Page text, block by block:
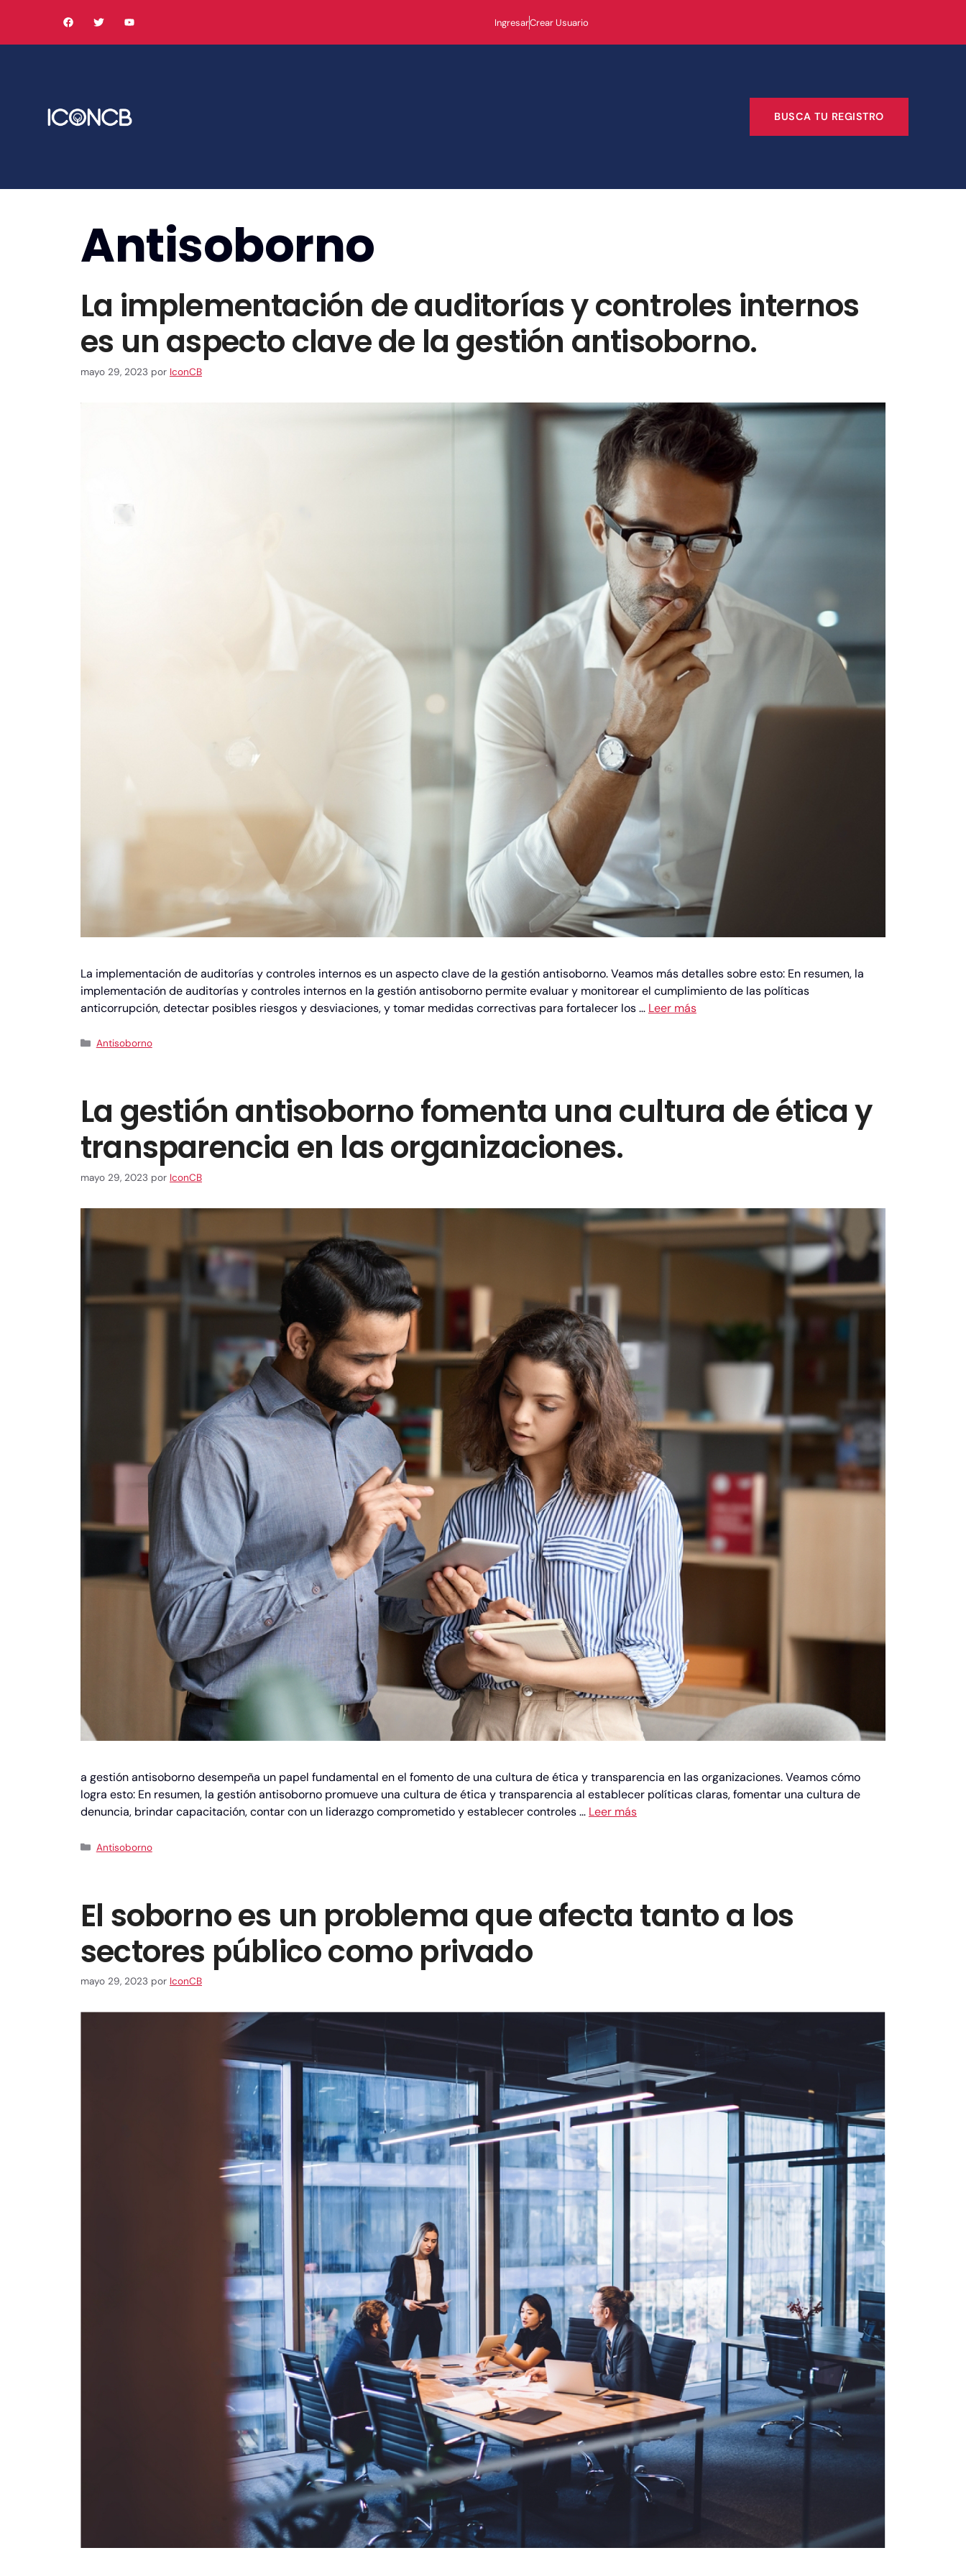
IngresarCrear Usuario
BUSCA TU REGISTRO
Antisoborno
La implementación de auditorías y controles internos
es un aspecto clave de la gestión antisoborno.
mayo 29, 2023 por IconCB
La implementación de auditorías y controles internos es un aspecto clave de la gestión antisoborno. Veamos más detalles sobre esto: En resumen, la
implementación de auditorías y controles internos en la gestión antisoborno permite evaluar y monitorear el cumplimiento de las políticas
anticorrupción, detectar posibles riesgos y desviaciones, y tomar medidas correctivas para fortalecer los … Leer más
Antisoborno
La gestión antisoborno fomenta una cultura de ética y
transparencia en las organizaciones.
mayo 29, 2023 por IconCB
a gestión antisoborno desempeña un papel fundamental en el fomento de una cultura de ética y transparencia en las organizaciones. Veamos cómo
logra esto: En resumen, la gestión antisoborno promueve una cultura de ética y transparencia al establecer políticas claras, fomentar una cultura de
denuncia, brindar capacitación, contar con un liderazgo comprometido y establecer controles … Leer más
Antisoborno
El soborno es un problema que afecta tanto a los
sectores público como privado
mayo 29, 2023 por IconCB